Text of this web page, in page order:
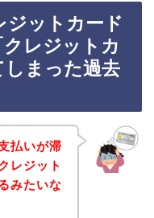
ジットカード
レジットカ
しまった過去
払いが滞
レジット
みたいな